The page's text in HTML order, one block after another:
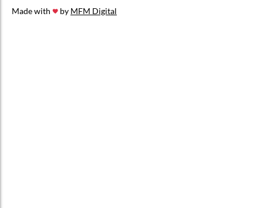
Made with
by MFM Digital